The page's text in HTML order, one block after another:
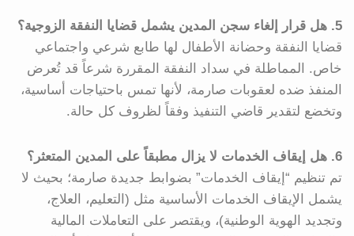
5. هل قرار إلغاء سجن المدين يشمل قضايا النفقة الزوجية؟
قضايا النفقة وحضانة الأطفال لها طابع شرعي واجتماعي
خاص. المماطلة في سداد النفقة المقررة شرعاً قد تُعرض
المنفذ ضده لعقوبات صارمة، لأنها تمس باحتياجات أساسية،
وتخضع لتقدير قاضي التنفيذ وفقاً لظروف كل حالة.
6. هل إيقاف الخدمات لا يزال مطبقاً على المدين المتعثر؟
تم تنظيم “إيقاف الخدمات” بضوابط جديدة صارمة؛ بحيث لا
يشمل الإيقاف الخدمات الأساسية مثل (التعليم، العلاج،
وتجديد الهوية الوطنية)، ويقتصر على التعاملات المالية